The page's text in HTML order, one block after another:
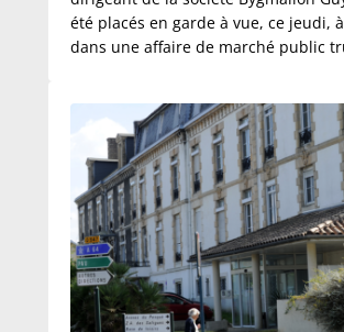
été placés en garde à vue, ce jeudi,
dans une affaire de marché public